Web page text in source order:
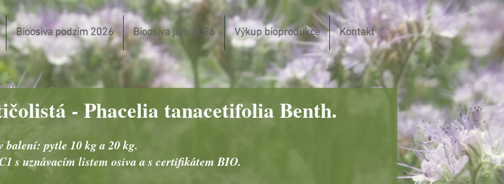
Bioosiva podzim 2026 Bioosiva jaro 2026 Výkup bioprodukce Kontakt
- Phacelia tanacetifolia Benth.
balení: pytle 10 kg a 20 kg.
s uznávacím listem osiva a s certifikátem BIO.